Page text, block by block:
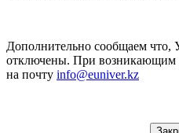
Дополнительно сообщаем что,
отключены. При возникающим
на почту info@euniver.kz